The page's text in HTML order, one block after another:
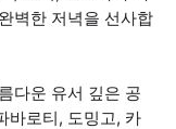
벽한 저녁을 선사합
다운 유서 깊은 공
바로티, 도밍고, 카